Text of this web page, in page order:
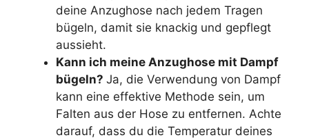
deine Anzughose nach jedem Tragen
bügeln, damit sie knackig und gepflegt
aussieht.
Kann ich meine Anzughose mit Dampf
bügeln? Ja, die Verwendung von Dampf
kann eine effektive Methode sein, um
Falten aus der Hose zu entfernen. Achte
darauf, dass du die Temperatur deines